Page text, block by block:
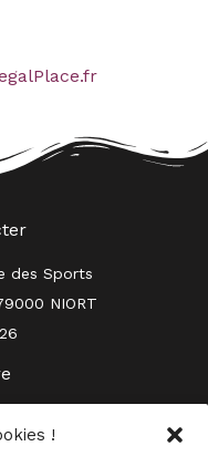
!
des Sports
NIORT
I
n